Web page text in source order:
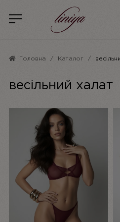
Головна Каталог
весільний халат